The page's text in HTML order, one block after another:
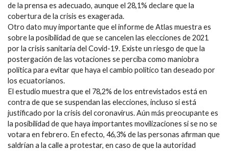
de la prensa es adecuado, aunque el 28,1% declare que la
cobertura de la crisis es exagerada.
Otro dato muy importante que el informe de Atlas muestra es
sobre la posibilidad de que se cancelen las elecciones de 2021
por la crisis sanitaria del Covid-19. Existe un riesgo de que la
postergación de las votaciones se perciba como maniobra
política para evitar que haya el cambio político tan deseado por
los ecuatorianos.
El estudio muestra que el 78,2% de los entrevistados está en
contra de que se suspendan las elecciones, incluso si está
justificado por la crisis del coronavirus. Aún más preocupante es
la posibilidad de que haya importantes movilizaciones si se no se
votara en febrero. En efecto, 46,3% de las personas afirman que
saldrían a la calle a protestar, en caso de que la autoridad